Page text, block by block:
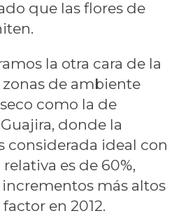
que las flores de
la otra cara de la
de ambiente
como la de
donde la
considerada ideal con
es de 60%,
más altos
en 2012.